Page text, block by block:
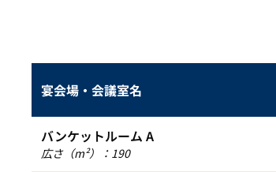
宴会場・会議室名
バンケットルーム A
広さ（m²） ： 190